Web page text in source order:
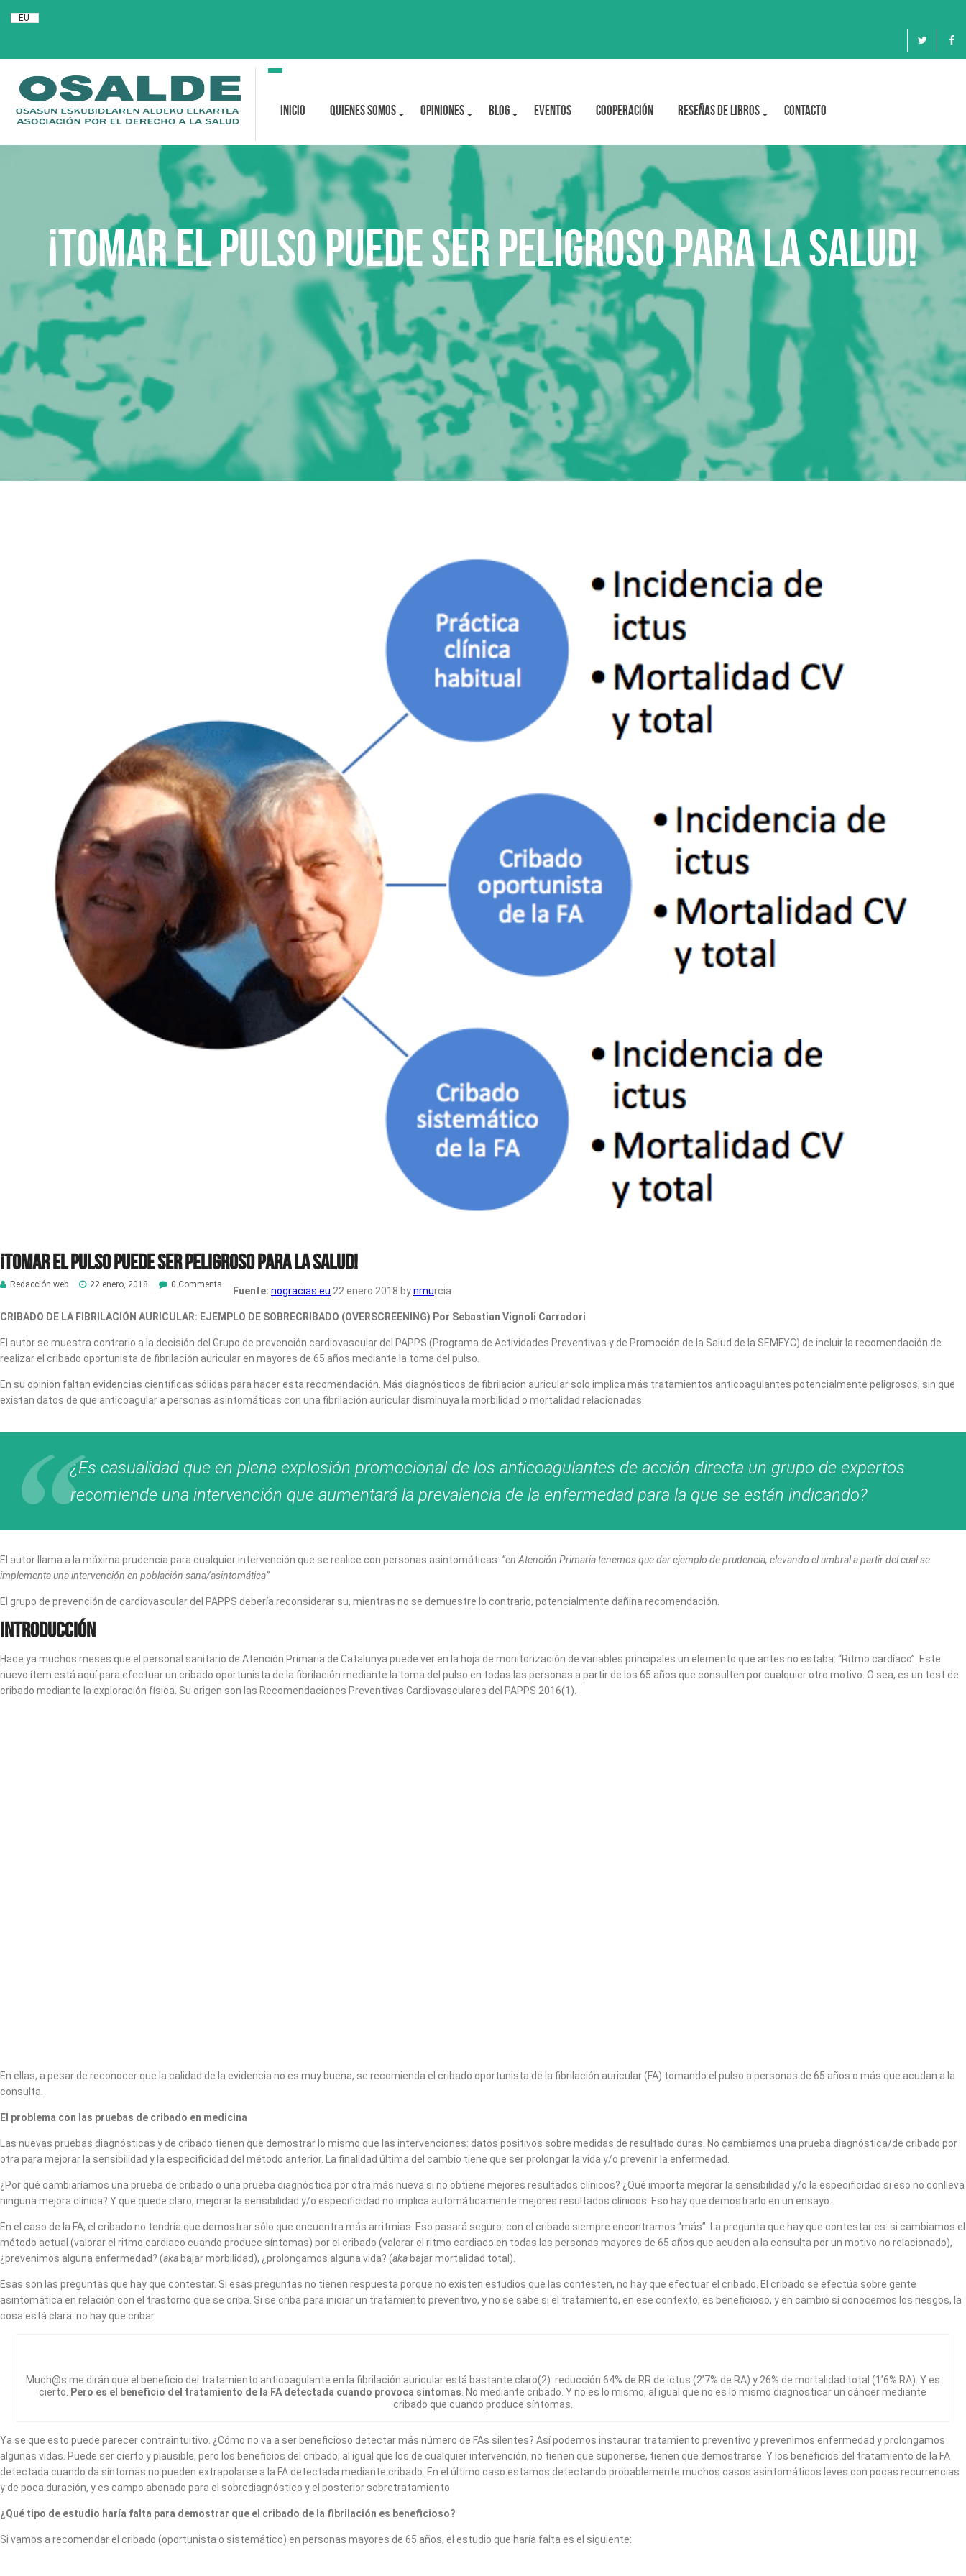
EU
Toggle
Inicio Quienes Somos OPINIONES BLOG Eventos Cooperación Reseñas de libros Contacto
¡Tomar el pulso puede ser peligroso para la salud!
¡Tomar el pulso puede ser peligroso para la salud!
Redacción web 22 enero, 2018 0 Comments
Fuente: nogracias.eu 22 enero 2018 bynmurcia
CRIBADO DE LA FIBRILACIÓN AURICULAR: EJEMPLO DE SOBRECRIBADO (OVERSCREENING) Por Sebastian Vignoli Carradori
El autor se muestra contrario a la decisión del Grupo de prevención cardiovascular del PAPPS (Programa de Actividades Preventivas y de Promoción de la Salud de la SEMFYC) de incluir la recomendación de
realizar el cribado oportunista de fibrilación auricular en mayores de 65 años mediante la toma del pulso.
En su opinión faltan evidencias científicas sólidas para hacer esta recomendación. Más diagnósticos de fibrilación auricular solo implica más tratamientos anticoagulantes potencialmente peligrosos, sin que
existan datos de que anticoagular a personas asintomáticas con una fibrilación auricular disminuya la morbilidad o mortalidad relacionadas.
¿Es casualidad que en plena explosión promocional de los anticoagulantes de acción directa un grupo de expertos
recomiende una intervención que aumentará la prevalencia de la enfermedad para la que se están indicando?
El autor llama a la máxima prudencia para cualquier intervención que se realice con personas asintomáticas: “en Atención Primaria tenemos que dar ejemplo de prudencia, elevando el umbral a partir del cual se
implementa una intervención en población sana/asintomática”
El grupo de prevención de cardiovascular del PAPPS debería reconsiderar su, mientras no se demuestre lo contrario, potencialmente dañina recomendación.
Introducción
Hace ya muchos meses que el personal sanitario de Atención Primaria de Catalunya puede ver en la hoja de monitorización de variables principales un elemento que antes no estaba: “Ritmo cardíaco”. Este
nuevo ítem está aquí para efectuar un cribado oportunista de la fibrilación mediante la toma del pulso en todas las personas a partir de los 65 años que consulten por cualquier otro motivo. O sea, es un test de
cribado mediante la exploración física. Su origen son las Recomendaciones Preventivas Cardiovasculares del PAPPS 2016(1).
En ellas, a pesar de reconocer que la calidad de la evidencia no es muy buena, se recomienda el cribado oportunista de la fibrilación auricular (FA) tomando el pulso a personas de 65 años o más que acudan a la
consulta.
El problema con las pruebas de cribado en medicina
Las nuevas pruebas diagnósticas y de cribado tienen que demostrar lo mismo que las intervenciones: datos positivos sobre medidas de resultado duras. No cambiamos una prueba diagnóstica/de cribado por
otra para mejorar la sensibilidad y la especificidad del método anterior. La finalidad última del cambio tiene que ser prolongar la vida y/o prevenir la enfermedad.
¿Por qué cambiaríamos una prueba de cribado o una prueba diagnóstica por otra más nueva si no obtiene mejores resultados clínicos? ¿Qué importa mejorar la sensibilidad y/o la especificidad si eso no conlleva
ninguna mejora clínica? Y que quede claro, mejorar la sensibilidad y/o especificidad no implica automáticamente mejores resultados clínicos. Eso hay que demostrarlo en un ensayo.
En el caso de la FA, el cribado no tendría que demostrar sólo que encuentra más arritmias. Eso pasará seguro: con el cribado siempre encontramos “más”. La pregunta que hay que contestar es: si cambiamos el
método actual (valorar el ritmo cardiaco cuando produce síntomas) por el cribado (valorar el ritmo cardiaco en todas las personas mayores de 65 años que acuden a la consulta por un motivo no relacionado),
¿prevenimos alguna enfermedad? (aka bajar morbilidad), ¿prolongamos alguna vida? (aka bajar mortalidad total).
Esas son las preguntas que hay que contestar. Si esas preguntas no tienen respuesta porque no existen estudios que las contesten, no hay que efectuar el cribado. El cribado se efectúa sobre gente
asintomática en relación con el trastorno que se criba. Si se criba para iniciar un tratamiento preventivo, y no se sabe si el tratamiento, en ese contexto, es beneficioso, y en cambio sí conocemos los riesgos, la
cosa está clara: no hay que cribar.
Much@s me dirán que el beneficio del tratamiento anticoagulante en la fibrilación auricular está bastante claro(2): reducción 64% de RR de ictus (2’7% de RA) y 26% de mortalidad total (1’6% RA). Y es
cierto.
Pero es el beneficio del tratamiento de la FA detectada cuando provoca síntomas . No mediante cribado. Y no es lo mismo, al igual que no es lo mismo diagnosticar un cáncer mediante
cribado que cuando produce síntomas.
Ya se que esto puede parecer contraintuitivo. ¿Cómo no va a ser beneficioso detectar más número de FAs silentes? Así podemos instaurar tratamiento preventivo y prevenimos enfermedad y prolongamos
algunas vidas. Puede ser cierto y plausible, pero los beneficios del cribado, al igual que los de cualquier intervención, no tienen que suponerse, tienen que demostrarse. Y los beneficios del tratamiento de la FA
detectada cuando da síntomas no pueden extrapolarse a la FA detectada mediante cribado. En el último caso estamos detectando probablemente muchos casos asintomáticos leves con pocas recurrencias
y de poca duración, y es campo abonado para el sobrediagnóstico y el posterior sobretratamiento
¿Qué tipo de estudio haría falta para demostrar que el cribado de la fibrilación es beneficioso?
Si vamos a recomendar el cribado (oportunista o sistemático) en personas mayores de 65 años, el estudio que haría falta es el siguiente: